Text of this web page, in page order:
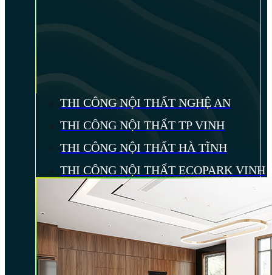
THI CÔNG NỘI THẤT NGHỆ AN
THI CÔNG NỘI THẤT TP VINH
THI CÔNG NỘI THẤT HÀ TĨNH
THI CÔNG NỘI THẤT ECOPARK VINH